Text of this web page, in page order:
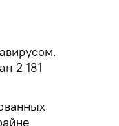
2 181